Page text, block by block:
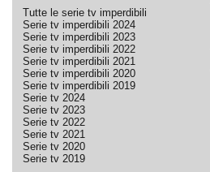
Tutte le serie tv imperdibili
Serie tv imperdibili 2024
Serie tv imperdibili 2023
Serie tv imperdibili 2022
Serie tv imperdibili 2021
Serie tv imperdibili 2020
Serie tv imperdibili 2019
Serie tv 2024
Serie tv 2023
Serie tv 2022
Serie tv 2021
Serie tv 2020
Serie tv 2019